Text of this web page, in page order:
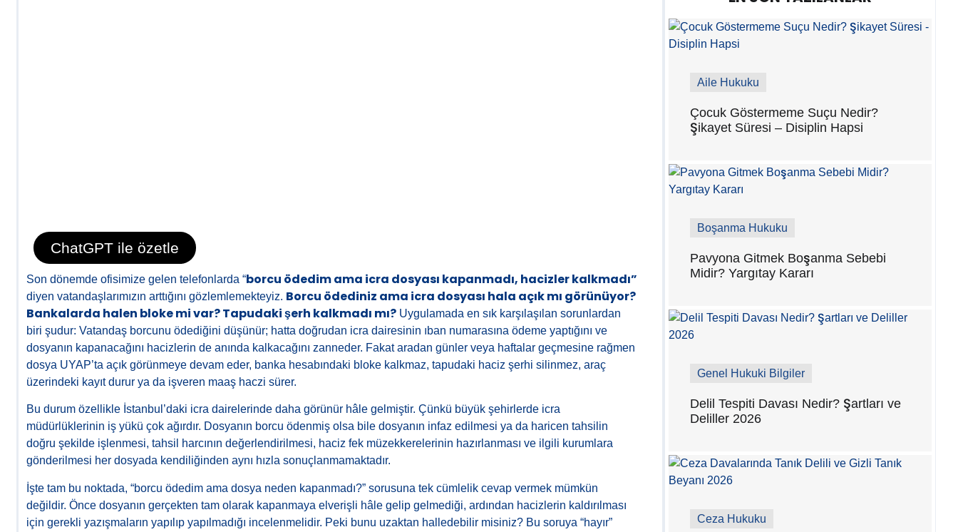
ChatGPT ile özetle
Son dönemde ofisimize gelen telefonlarda “borcu ödedim ama icra dosyası kapanmadı, hacizler kalkmadı”
diyen vatandaşlarımızın arttığını gözlemlemekteyiz. Borcu ödediniz ama icra dosyası hala açık mı görünüyor?
Bankalarda halen bloke mi var? Tapudaki şerh kalkmadı mı?Uygulamada en sık karşılaşılan sorunlardan
biri şudur: Vatandaş borcunu ödediğini düşünür; hatta doğrudan icra dairesinin ıban numarasına ödeme yaptığını ve
dosyanın kapanacağını hacizlerin de anında kalkacağını zanneder. Fakat aradan günler veya haftalar geçmesine rağmen
dosya UYAP’ta açık görünmeye devam eder, banka hesabındaki bloke kalkmaz, tapudaki haciz şerhi silinmez, araç
üzerindeki kayıt durur ya da işveren maaş haczi sürer.
Bu durum özellikle İstanbul’daki icra dairelerinde daha görünür hâle gelmiştir. Çünkü büyük şehirlerde icra
müdürlüklerinin iş yükü çok ağırdır. Dosyanın borcu ödenmiş olsa bile dosyanın infaz edilmesi ya da haricen tahsilin
doğru şekilde işlenmesi, tahsil harcının değerlendirilmesi, haciz fek müzekkerelerinin hazırlanması ve ilgili kurumlara
gönderilmesi her dosyada kendiliğinden aynı hızla sonuçlanmamaktadır.
İşte tam bu noktada, “borcu ödedim ama dosya neden kapanmadı?” sorusuna tek cümlelik cevap vermek mümkün
değildir. Önce dosyanın gerçekten tam olarak kapanmaya elverişli hâle gelip gelmediği, ardından hacizlerin kaldırılması
için gerekli yazışmaların yapılıp yapılmadığı incelenmelidir. Peki bunu uzaktan halledebilir misiniz? Bu soruya “hayır”
Aile Hukuku
Çocuk Göstermeme Suçu Nedir?
Şikayet Süresi – Disiplin Hapsi
Boşanma Hukuku
Pavyona Gitmek Boşanma Sebebi
Midir? Yargıtay Kararı
Genel Hukuki Bilgiler
Delil Tespiti Davası Nedir? Şartları ve
Deliller 2026
Ceza Hukuku